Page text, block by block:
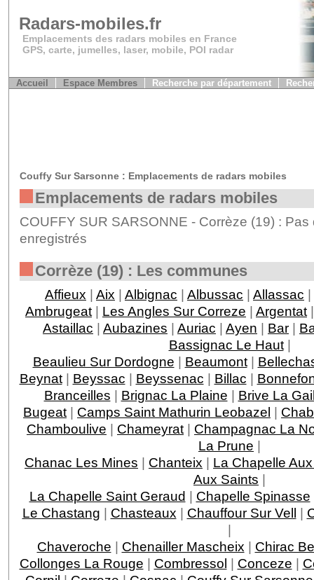
Radars-mobiles.fr
Emplacements des radars mobiles en France
GPS, carte, jumelles, laser, mobile, POI radar
Accueil Espace Membres Recherche par département
Couffy Sur Sarsonne : Emplacements de radars mobiles
Emplacements de radars mobiles
COUFFY SUR SARSONNE - Corrèze (19) :
enregistrés
Corrèze (19) : Les communes
Affieux | Aix | Albignac | Albussac | Allassac |
Ambrugeat | Les Angles Sur Correze | Argentat
Astaillac | Aubazines | Auriac | Ayen | Bar |
Bassignac Le Haut|
Beaulieu Sur Dordogne | Beaumont|
Beynat| Beyssac | Beyssenac | Billac |
Branceilles | Brignac La Plaine | Brive La
Bugeat | Camps Saint Mathurin Leobazel |
Chamboulive | Chameyrat | Champagnac La
La Prune |
Chanac Les Mines | Chanteix | La Chapelle
Aux Saints |
La Chapelle Saint Geraud | Chapelle Spinasse
Le Chastang | Chasteaux | Chauffour Sur Vell |
|
Chaveroche | Chenailler Mascheix | Chirac
Collonges La Rouge | Combressol | Conceze |